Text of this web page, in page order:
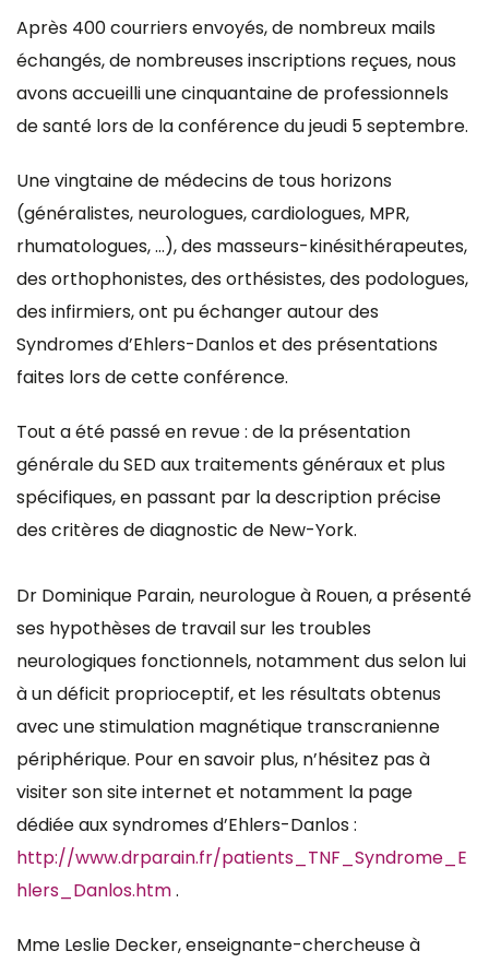
Après 400 courriers envoyés, de nombreux mails
échangés, de nombreuses inscriptions reçues, nous
avons accueilli une cinquantaine de professionnels
de santé lors de la conférence du jeudi 5 septembre.
Une vingtaine de médecins de tous horizons
(généralistes, neurologues, cardiologues, MPR,
rhumatologues, …), des masseurs-kinésithérapeutes,
des orthophonistes, des orthésistes, des podologues,
des infirmiers, ont pu échanger autour des
Syndromes d’Ehlers-Danlos et des présentations
faites lors de cette conférence.
Tout a été passé en revue : de la présentation
générale du SED aux traitements généraux et plus
spécifiques, en passant par la description précise
des critères de diagnostic de New-York.
Dr Dominique Parain, neurologue à Rouen, a présenté
ses hypothèses de travail sur les troubles
neurologiques fonctionnels, notamment dus selon lui
à un déficit proprioceptif, et les résultats obtenus
avec une stimulation magnétique transcranienne
périphérique. Pour en savoir plus, n’hésitez pas à
visiter son site internet et notamment la page
dédiée aux syndromes d’Ehlers-Danlos :
http://www.drparain.fr/patients_TNF_Syndrome_E
hlers_Danlos.htm.
Mme Leslie Decker, enseignante-chercheuse à